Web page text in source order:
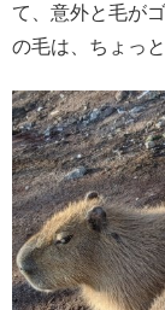
て、意外と毛が
の毛は、ちょっ